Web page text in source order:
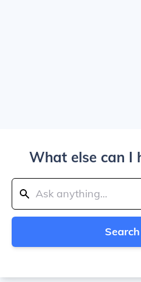
What else can I
Search